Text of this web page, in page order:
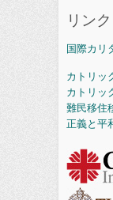
リンク
国際カリ
カトリッ
カトリッ
難民移住
正義と平